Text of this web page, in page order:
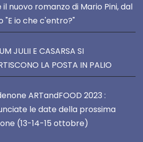
il nuovo romanzo di Mario Pini, dal
"E io che c'entro?"
JULII E CASARSA SI
LA POSTA IN PALIO
ARTandFOOD 2023 :
le date della prossima
(13-14-15 ottobre)